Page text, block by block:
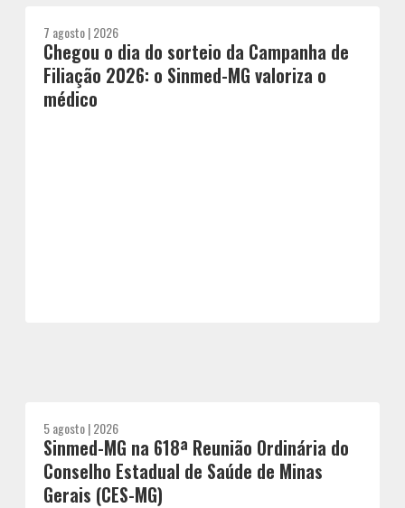
7 agosto | 2026
Chegou o dia do sorteio da Campanha de
Filiação 2026: o Sinmed-MG valoriza o
médico
5 agosto | 2026
Sinmed-MG na 618ª Reunião Ordinária do
Conselho Estadual de Saúde de Minas
Gerais (CES-MG)